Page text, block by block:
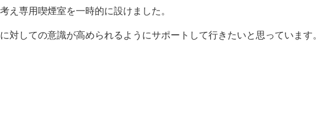
え専用喫煙室を一時的に設けました。
対しての意識が高められるようにサポートして行きたいと思っています。